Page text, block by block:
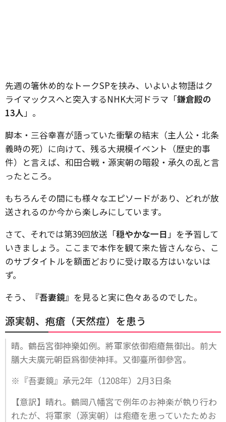
先週の箸休め的なトークSPを挟み、いよいよ物語はク
ライマックスへと突入するNHK大河ドラマ「鎌倉殿の
13人」。
脚本・三谷幸喜が語っていた衝撃の結末（主人公・北条
義時の死）に向けて、残る大規模イベント（歴史的事
件）と言えば、和田合戦・源実朝の暗殺・承久の乱と言
ったところ。
もちろんその間にも様々なエピソードがあり、どれが放
送されるのか今から楽しみにしています。
さて、それでは第39回放送「穏やかな一日」を予習して
いきましょう。ここまで本作を観て来た皆さんなら、こ
のサブタイトルを額面どおりに受け取る方はいないは
ず。
そう、『吾妻鏡』を見ると実に色々あるのでした。
源実朝、疱瘡（天然痘）を患う
晴。鶴岳宮御神樂如例。將軍家依御疱瘡無御出。前大
膳大夫廣元朝臣爲御使神拝。又御臺所御參宮。
※『吾妻鏡』承元2年（1208年）2月3日条
【意訳】晴れ。鶴岡八幡宮で例年のお神楽が執り行わ
れたが、将軍家（源実朝）は疱瘡を患っていたためお